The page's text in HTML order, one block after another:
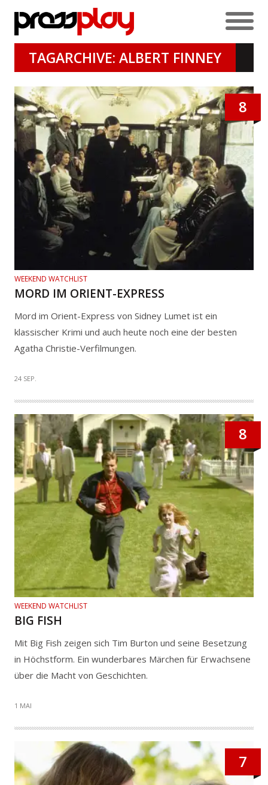
TAGARCHIVE: ALBERT FINNEY
8
WEEKEND WATCHLIST
MORD IM ORIENT-EXPRESS
Mord im Orient-Express von Sidney Lumet ist ein
klassischer Krimi und auch heute noch eine der besten
Agatha Christie-Verfilmungen.
24 SEP.
8
WEEKEND WATCHLIST
BIG FISH
Mit Big Fish zeigen sich Tim Burton und seine Besetzung
in Höchstform. Ein wunderbares Märchen für Erwachsene
über die Macht von Geschichten.
1 MAI
7